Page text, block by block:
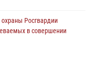
Росгвардии
в совершении